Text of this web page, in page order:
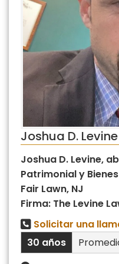
Joshua D.
Joshua D. Levine,
Patrimonial y
Fair Lawn, NJ
Firma: The Levine
Solicitar una
30 años